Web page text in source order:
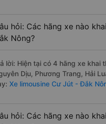
hỏi: Các hãng xe nào
Nông?
lời: Hiện tại có 4 hãng xe khai
Dịu, Phương Trang, Hải
Xe limousine Cư Jút - Đắk
hỏi: Các hãng xe nào